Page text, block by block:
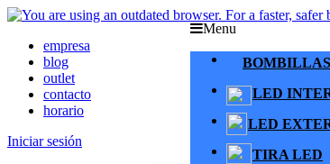
empresa
blog
outlet
contacto
horario
Iniciar sesión
Menu
BOMBILLAS
LED
LED
TIRA LED